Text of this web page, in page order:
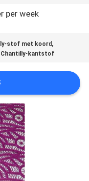
per week
stof met koord ,
Chantilly-kantstof